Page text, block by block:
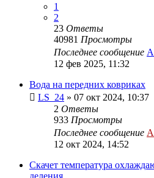
1
2
23 Ответы
40981 Просмотры
Последнее сообщение
12 фев 2025, 11:32
Вода на передних ковриках
LS_24 » 07 окт 2024, 10:37
2 Ответы
933 Просмотры
Последнее сообщение
12 окт 2024, 14:52
Скачет температура
деления